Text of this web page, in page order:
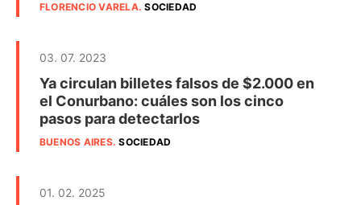
FLORENCIO VARELA.SOCIEDAD
03. 07. 2023
Ya circulan billetes falsos de $2.000 en
el Conurbano: cuáles son los cinco
pasos para detectarlos
BUENOS AIRES.SOCIEDAD
01. 02. 2025